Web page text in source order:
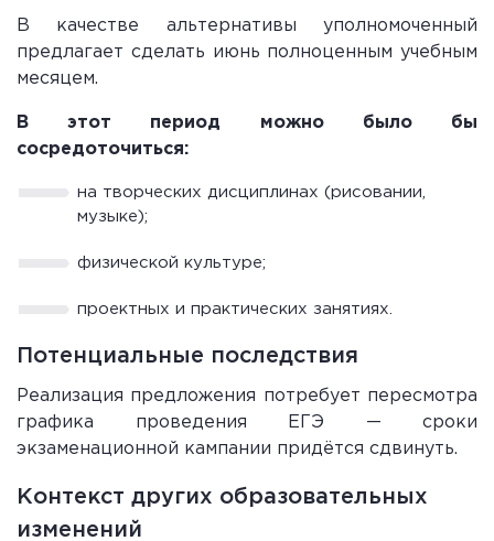
В качестве альтернативы уполномоченный
предлагает сделать июнь полноценным учебным
месяцем.
В этот период можно было бы
сосредоточиться:
на творческих дисциплинах (рисовании,
музыке);
физической культуре;
проектных и практических занятиях.
Потенциальные последствия
Реализация предложения потребует пересмотра
графика проведения ЕГЭ — сроки
экзаменационной кампании придётся сдвинуть.
Контекст других образовательных
изменений